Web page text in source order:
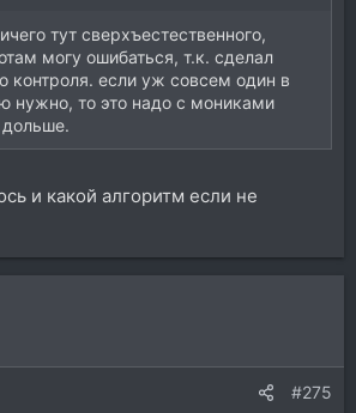
тут сверхъестественного,
могу ошибаться, т.к. сделал
контроля. если уж совсем один в
нужно, то это надо с мониками
дольше.
и какой алгоритм если не
#275